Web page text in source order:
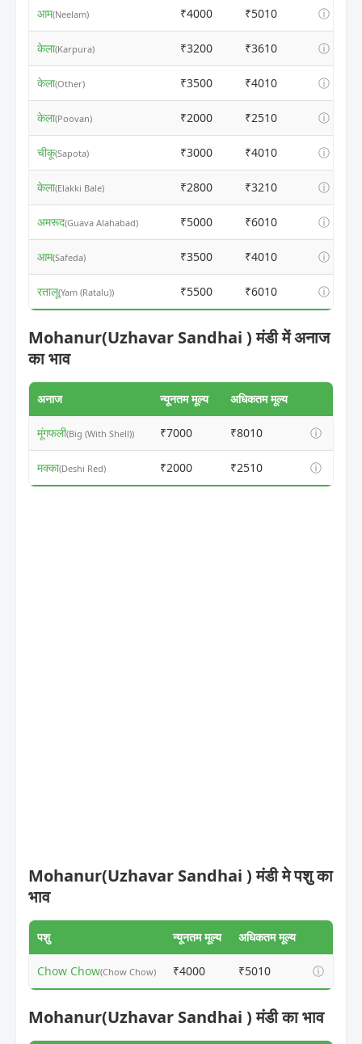
आम(Neelam) ₹4000 ₹5010 ⓘ
केला(Karpura) ₹3200 ₹3610 ⓘ
केला(Other) ₹3500 ₹4010 ⓘ
केला(Poovan) ₹2000 ₹2510 ⓘ
चीकू(Sapota) ₹3000 ₹4010 ⓘ
केला(Elakki Bale) ₹2800 ₹3210 ⓘ
अमरूद(Guava Alahabad) ₹5000 ₹6010 ⓘ
आम(Safeda) ₹3500 ₹4010 ⓘ
रतालू(Yam (Ratalu)) ₹5500 ₹6010 ⓘ
Mohanur(Uzhavar Sandhai ) मंडी में अनाज
का भाव
अनाज न्यूनतम मूल्य अधिकतम मूल्य
मूंगफली(Big (With Shell)) ₹7000 ₹8010 ⓘ
मक्का(Deshi Red) ₹2000 ₹2510 ⓘ
Mohanur(Uzhavar Sandhai ) मंडी मे पशु का
भाव
पशु न्यूनतम मूल्य अधिकतम मूल्य
Chow Chow(Chow Chow) ₹4000 ₹5010 ⓘ
Mohanur(Uzhavar Sandhai ) मंडी का भाव